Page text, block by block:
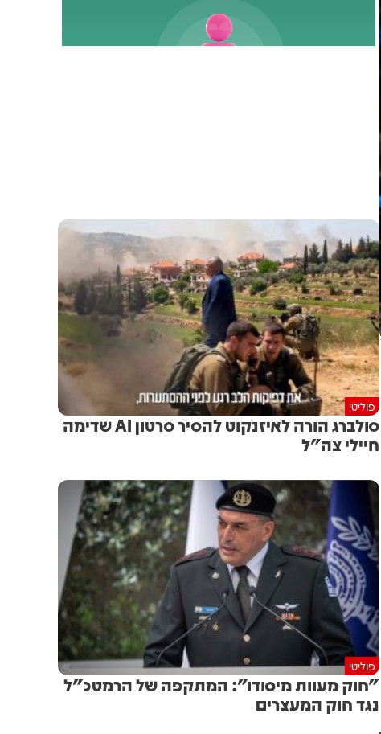
פוליטי
סולברג הורה לאיזנקוט להסיר סרטון AI שדימה
חיילי צה"ל
פוליטי
"חוק מעוות מיסודו": המתקפה של הרמטכ"ל
נגד חוק המעצרים